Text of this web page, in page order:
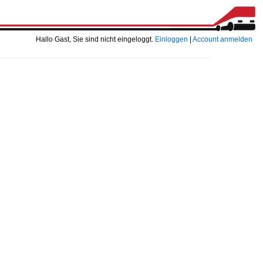
Hallo Gast, Sie sind nicht eingeloggt. Einloggen Account anmelden